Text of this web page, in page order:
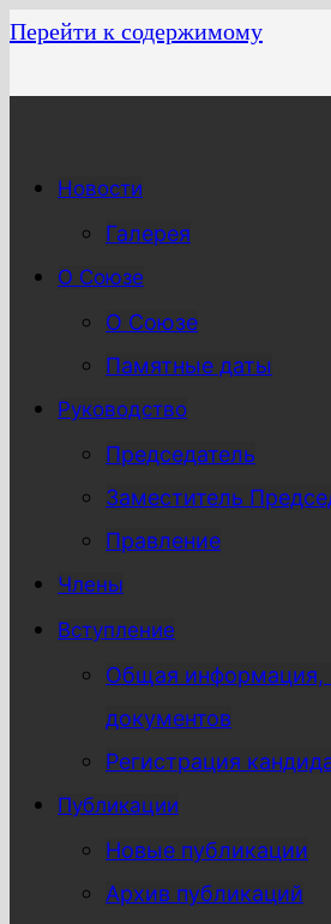
Перейти к содержимому
Новости
Галерея
О Союзе
О Союзе
Памятные даты
Руководство
Председатель
Заместитель
Правление
Члены
Вступление
Общая информация,
документов
Регистрация
Публикации
Новые публикации
Архив публикаций